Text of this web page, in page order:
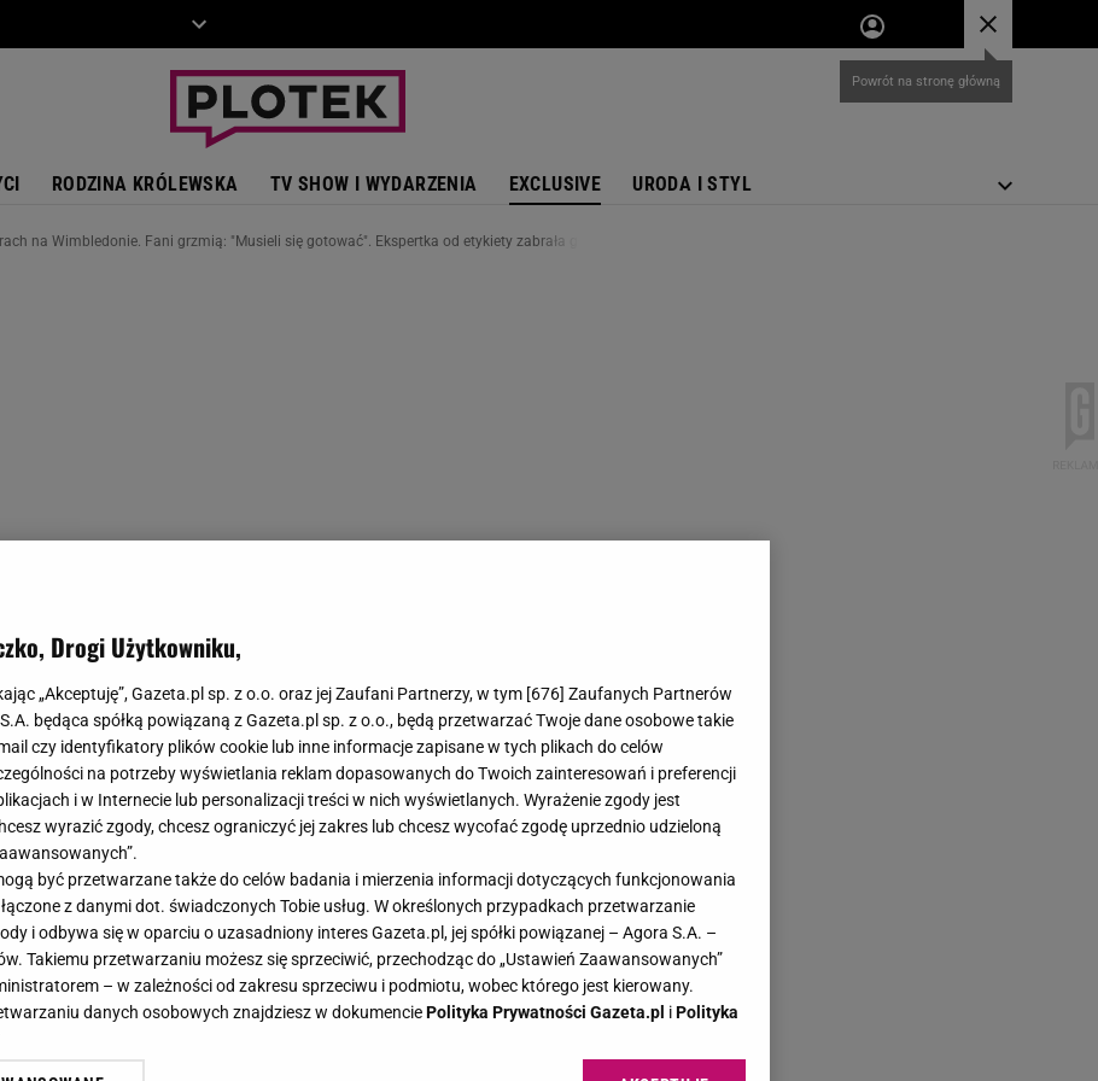
RODZINA KRÓLEWSKA TV SHOW I WYDARZENIA EXCLUSIVE URODA I STYL
na Wimbledonie. Fani grzmią: "Musieli się gotować". Ekspertka od etykiety zabrała głos
a William i George w
Drogi Użytkowniku,
„Akceptuję”, Gazeta.pl sp. z o.o. oraz jej Zaufani Partnerzy, w tym [676] Zaufanych Partnerów
będąca spółką powiązaną z Gazeta.pl sp. z o.o., będą przetwarzać Twoje dane osobowe takie
czy identyfikatory plików cookie lub inne informacje zapisane w tych plikach do celów
na potrzeby wyświetlania reklam dopasowanych do Twoich zainteresowań i preferencji
i w Internecie lub personalizacji treści w nich wyświetlanych. Wyrażenie zgody jest
wyrazić zgody, chcesz ograniczyć jej zakres lub chcesz wycofać zgodę uprzednio udzieloną
być przetwarzane także do celów badania i mierzenia informacji dotyczących funkcjonowania
z danymi dot. świadczonych Tobie usług. W określonych przypadkach przetwarzanie
i odbywa się w oparciu o uzasadniony interes Gazeta.pl, jej spółki powiązanej – Agora S.A. –
Takiemu przetwarzaniu możesz się sprzeciwić, przechodząc do „Ustawień Zaawansowanych”
– w zależności od zakresu sprzeciwu i podmiotu, wobec którego jest kierowany.
danych osobowych znajdziesz w dokumenciePolityka Prywatności Gazeta.pl iPolityka